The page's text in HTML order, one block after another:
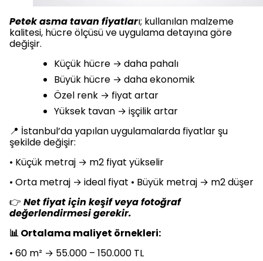
Petek asma tavan fiyatları; kullanılan malzeme
kalitesi, hücre ölçüsü ve uygulama detayına göre
değişir.
Küçük hücre → daha pahalı
Büyük hücre → daha ekonomik
Özel renk → fiyat artar
Yüksek tavan → işçilik artar
📍 İstanbul’da yapılan uygulamalarda fiyatlar şu
şekilde değişir:
• Küçük metraj → m2 fiyat yükselir
• Orta metraj → ideal fiyat • Büyük metraj → m2 düşer
👉 Net fiyat için keşif veya fotoğraf
değerlendirmesi gerekir.
📊 Ortalama maliyet örnekleri:
• 60 m² → 55.000 – 150.000 TL